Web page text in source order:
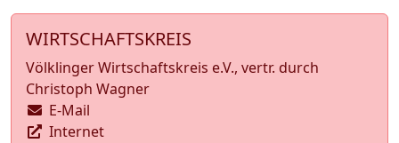
WIRTSCHAFTSKREIS
Völklinger Wirtschaftskreis e.V., vertr. durch
Christoph Wagner
E-Mail
Internet